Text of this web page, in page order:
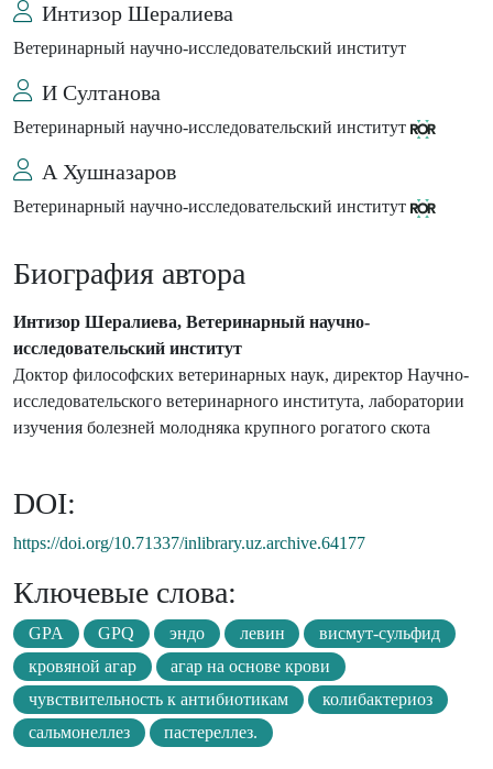
Интизор Шералиева
Ветеринарный научно-исследовательский институт
И Султанова
Ветеринарный научно-исследовательский институт
А Хушназаров
Ветеринарный научно-исследовательский институт
Биография автора
Интизор Шералиева, Ветеринарный научно-
исследовательский институт
Доктор философских ветеринарных наук, директор Научно-
исследовательского ветеринарного института, лаборатории
изучения болезней молодняка крупного рогатого скота
DOI:
https://doi.org/10.71337/inlibrary.uz.archive.64177
Ключевые слова:
GPA GPQ эндо левин
висмут-сульфид
кровяной агар
агар на основе крови
чувствительность к антибиотикам
колибактериоз
сальмонеллез
пастереллез.